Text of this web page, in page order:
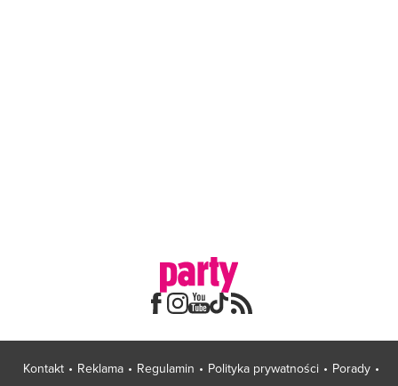
Kontakt Reklama Regulamin Polityka prywatności
Porady